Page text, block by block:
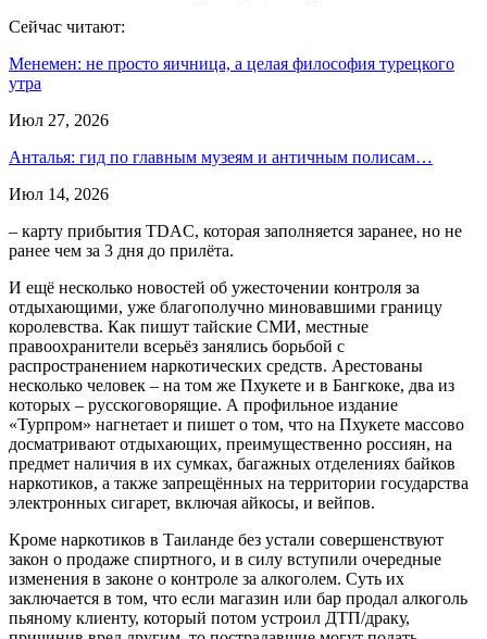
Сейчас читают:
Менемен: не просто яичница, а целая философия турецкого
утра
Июл 27, 2026
Анталья: гид по главным музеям и античным полисам…
Июл 14, 2026
– карту прибытия TDAC, которая заполняется заранее, но не
ранее чем за 3 дня до прилёта.
И ещё несколько новостей об ужесточении контроля за
отдыхающими, уже благополучно миновавшими границу
королевства. Как пишут тайские СМИ, местные
правоохранители всерьёз занялись борьбой с
распространением наркотических средств. Арестованы
несколько человек – на том же Пхукете и в Бангкоке, два из
которых – русскоговорящие. А профильное издание
«Турпром» нагнетает и пишет о том, что на Пхукете массово
досматривают отдыхающих, преимущественно россиян, на
предмет наличия в их сумках, багажных отделениях байков
наркотиков, а также запрещённых на территории государства
электронных сигарет, включая айкосы, и вейпов.
Кроме наркотиков в Таиланде без устали совершенствуют
закон о продаже спиртного, и в силу вступили очередные
изменения в законе о контроле за алкоголем. Суть их
заключается в том, что если магазин или бар продал алкоголь
пьяному клиенту, который потом устроил ДТП/драку,